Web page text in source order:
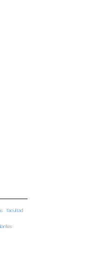
facultad